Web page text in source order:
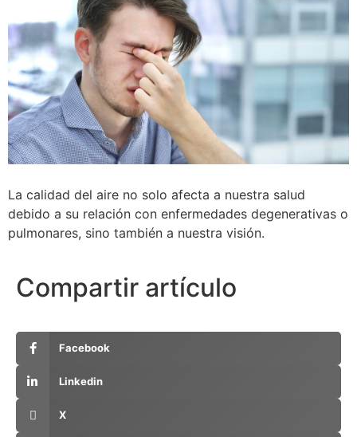
La calidad del aire no solo afecta a nuestra salud
debido a su relación con enfermedades degenerativas o
pulmonares, sino también a nuestra visión.
Compartir artículo
Facebook
Linkedin
X